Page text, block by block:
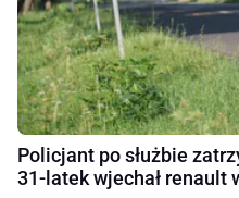
Policjant po służbie
31-latek wjechał renault